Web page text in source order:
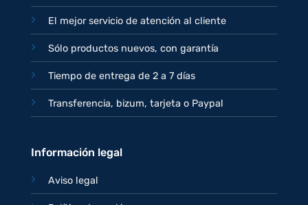
El mejor servicio de atención al cliente
Sólo productos nuevos, con garantía
Tiempo de entrega de 2 a 7 días
Transferencia, bizum, tarjeta o Paypal
Información legal
Aviso legal